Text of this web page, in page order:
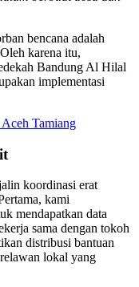
bencana adalah
karena itu,
Bandung Al Hilal
implementasi
Tamiang
koordinasi erat
kami
mendapatkan data
sama dengan tokoh
distribusi bantuan
lokal yang